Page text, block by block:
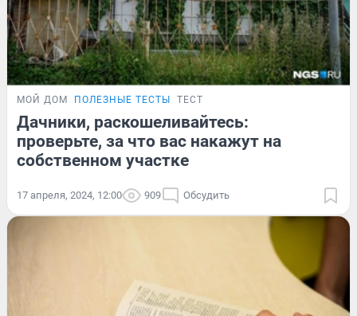
МОЙ ДОМ ПОЛЕЗНЫЕ ТЕСТЫ ТЕСТ
Дачники, раскошеливайтесь:
проверьте, за что вас накажут на
собственном участке
17 апреля, 2024, 12:00 909 Обсудить